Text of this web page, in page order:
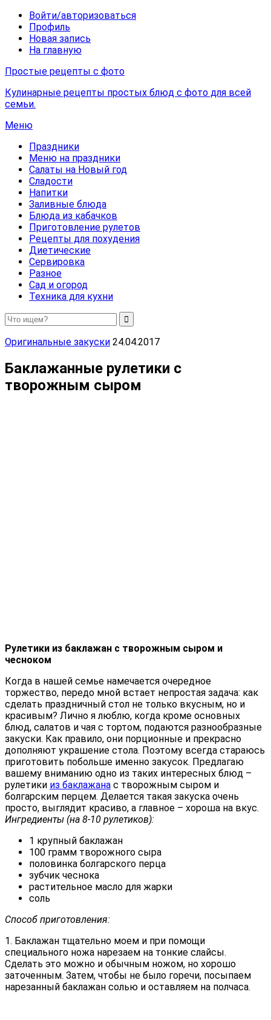
Войти/авторизоваться
Профиль
Новая запись
На главную
Простые рецепты с фото
Кулинарные рецепты простых блюд с фото для всей
семьи.
Меню
Праздники
Меню на праздники
Салаты на Новый год
Сладости
Напитки
Заливные блюда
Блюда из кабачков
Приготовление рулетов
Рецепты для похудения
Диетические
Сервировка
Разное
Сад и огород
Техника для кухни
Оригинальные закуски 24.04.2017
Баклажанные рулетики с
творожным сыром
Рулетики из баклажан с творожным сыром и
чесноком
Когда в нашей семье намечается очередное
торжество, передо мной встает непростая задача: как
сделать праздничный стол не только вкусным, но и
красивым? Лично я люблю, когда кроме основных
блюд, салатов и чая с тортом, подаются разнообразные
закуски. Как правило, они порционные и прекрасно
дополняют украшение стола. Поэтому всегда стараюсь
приготовить побольше именно закусок. Предлагаю
вашему вниманию одно из таких интересных блюд –
рулетики из баклажана с творожным сыром и
болгарским перцем. Делается такая закуска очень
просто, выглядит красиво, а главное – хороша на вкус.
Ингредиенты (на 8-10 рулетиков):
1 крупный баклажан
100 грамм творожного сыра
половинка болгарского перца
зубчик чеснока
растительное масло для жарки
соль
Способ приготовления:
1. Баклажан тщательно моем и при помощи
специального ножа нарезаем на тонкие слайсы.
Сделать это можно и обычным ножом, но хорошо
заточенным. Затем, чтобы не было горечи, посыпаем
нарезанный баклажан солью и оставляем на полчаса.